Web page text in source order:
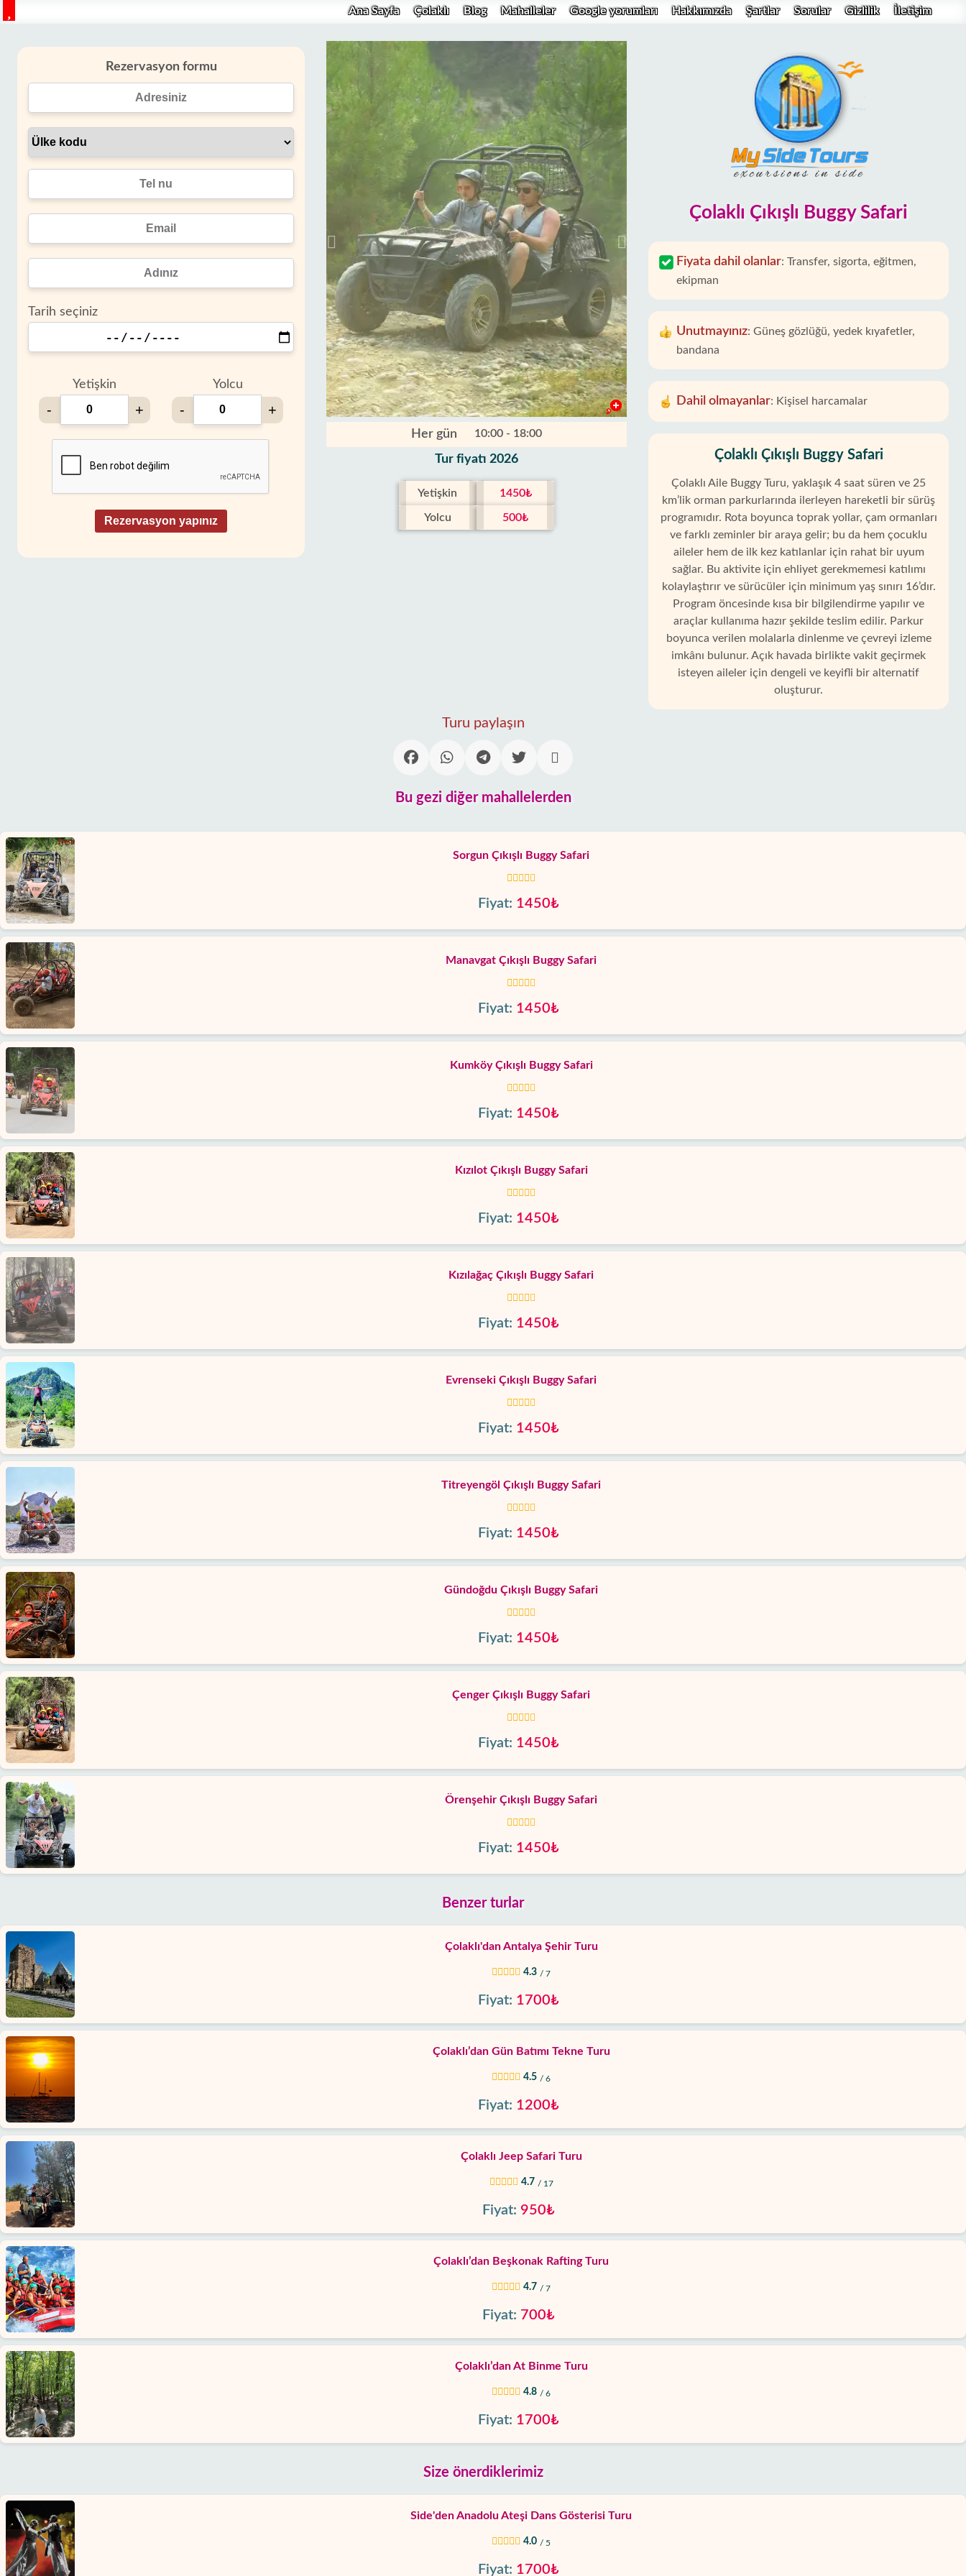
Ana Sayfa Çolaklı Blog Mahalleler Google yorumları Hakkımızda Şartlar Sorular Gizlilik İletişim
Çolaklı Çıkışlı Buggy Safari
Fiyata dahil olanlar: Transfer, sigorta, eğitmen,
ekipman
Unutmayınız: Güneş gözlüğü, yedek kıyafetler,
bandana
Dahil olmayanlar: Kişisel harcamalar
Çolaklı Çıkışlı Buggy Safari
Çolaklı Aile Buggy Turu, yaklaşık 4 saat süren ve 25
km’lik orman parkurlarında ilerleyen hareketli bir sürüş
programıdır. Rota boyunca toprak yollar, çam ormanları
ve farklı zeminler bir araya gelir; bu da hem çocuklu
aileler hem de ilk kez katılanlar için rahat bir uyum
sağlar. Bu aktivite için ehliyet gerekmemesi katılımı
kolaylaştırır ve sürücüler için minimum yaş sınırı 16’dır.
Program öncesinde kısa bir bilgilendirme yapılır ve
araçlar kullanıma hazır şekilde teslim edilir. Parkur
boyunca verilen molalarla dinlenme ve çevreyi izleme
imkânı bulunur. Açık havada birlikte vakit geçirmek
isteyen aileler için dengeli ve keyifli bir alternatif
oluşturur.
Her gün 10:00 - 18:00
Tur fiyatı 2026
Yetişkin 1450₺
Yolcu 500₺
Rezervasyon formu
Tarih seçiniz
Yetişkin
- +
Yolcu
- +
Rezervasyon yapınız
Turu paylaşın
Bu gezi diğer mahallelerden
Sorgun Çıkışlı Buggy Safari
Fiyat: 1450₺
Manavgat Çıkışlı Buggy Safari
Fiyat: 1450₺
Kumköy Çıkışlı Buggy Safari
Fiyat: 1450₺
Kızılot Çıkışlı Buggy Safari
Fiyat: 1450₺
Kızılağaç Çıkışlı Buggy Safari
Fiyat: 1450₺
Evrenseki Çıkışlı Buggy Safari
Fiyat: 1450₺
Titreyengöl Çıkışlı Buggy Safari
Fiyat: 1450₺
Gündoğdu Çıkışlı Buggy Safari
Fiyat: 1450₺
Çenger Çıkışlı Buggy Safari
Fiyat: 1450₺
Örenşehir Çıkışlı Buggy Safari
Fiyat: 1450₺
Benzer turlar
Çolaklı'dan Antalya Şehir Turu
4.3 / 7
Fiyat: 1700₺
Çolaklı’dan Gün Batımı Tekne Turu
4.5 / 6
Fiyat: 1200₺
Çolaklı Jeep Safari Turu
4.7 / 17
Fiyat: 950₺
Çolaklı’dan Beşkonak Rafting Turu
4.7 / 7
Fiyat: 700₺
Çolaklı’dan At Binme Turu
4.8 / 6
Fiyat: 1700₺
Size önerdiklerimiz
Side'den Anadolu Ateşi Dans Gösterisi Turu
4.0 / 5
Fiyat: 1700₺